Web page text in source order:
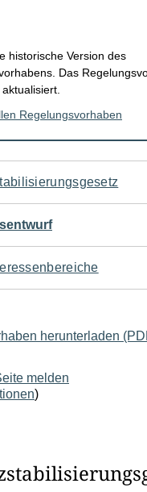
historische Version des
Das
Regelungsvorhaben
herunterladen
melden
)